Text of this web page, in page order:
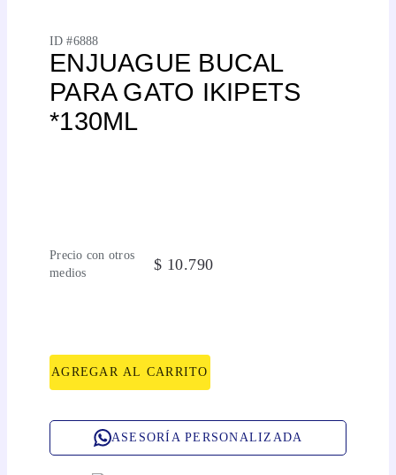
ID #6888
ENJUAGUE BUCAL
PARA GATO IKIPETS
*130ML
Precio con otros
medios
$ 10.790
AGREGAR AL CARRITO
ASESORÍA PERSONALIZADA